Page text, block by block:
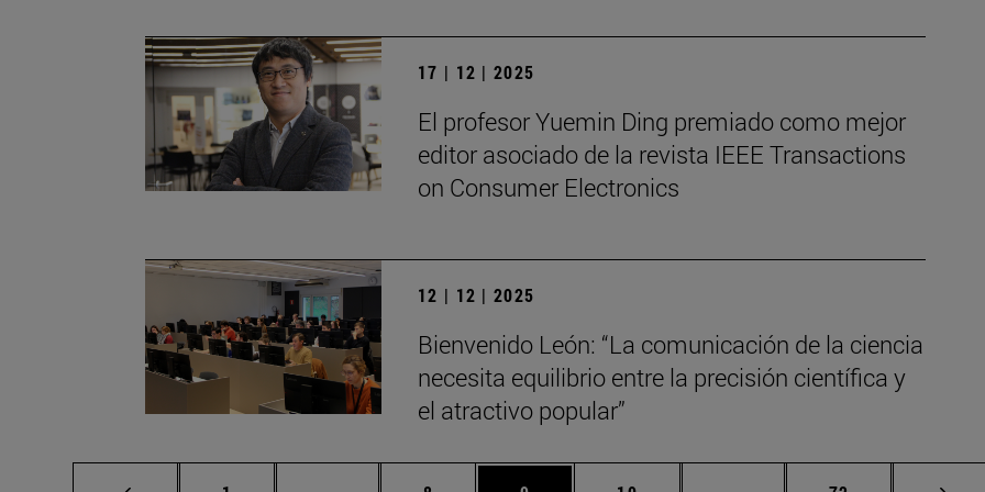
17 | 12 | 2025
El profesor Yuemin Ding premiado como mejor
editor asociado de la revista IEEE Transactions
on Consumer Electronics
12 | 12 | 2025
Bienvenido León: “La comunicación de la ciencia
necesita equilibrio entre la precisión científica y
el atractivo popular”